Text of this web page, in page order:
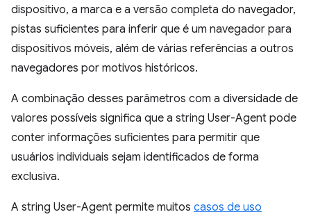
dispositivo, a marca e a versão completa do navegador,
pistas suficientes para inferir que é um navegador para
dispositivos móveis, além de várias referências a outros
navegadores por motivos históricos.
A combinação desses parâmetros com a diversidade de
valores possíveis significa que a string User-Agent pode
conter informações suficientes para permitir que
usuários individuais sejam identificados de forma
exclusiva.
A string User-Agent permite muitos casos de uso